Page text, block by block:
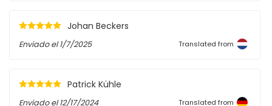
Johan Beckers
Enviado el1/7/2025 Translated from
Patrick Kühle
Enviado el12/17/2024 Translated from